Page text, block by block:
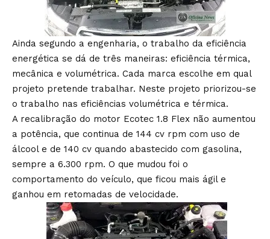
Ainda segundo a engenharia, o trabalho da eficiência
energética se dá de três maneiras: eficiência térmica,
mecânica e volumétrica. Cada marca escolhe em qual
projeto pretende trabalhar. Neste projeto priorizou-se
o trabalho nas eficiências volumétrica e térmica.
A recalibração do motor Ecotec 1.8 Flex não aumentou
a potência, que continua de 144 cv rpm com uso de
álcool e de 140 cv quando abastecido com gasolina,
sempre a 6.300 rpm. O que mudou foi o
comportamento do veículo, que ficou mais ágil e
ganhou em retomadas de velocidade.